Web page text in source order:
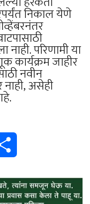
निकाल येणे
परिणामी या
कार्यक्रम जाहीर
नवीन
असेही